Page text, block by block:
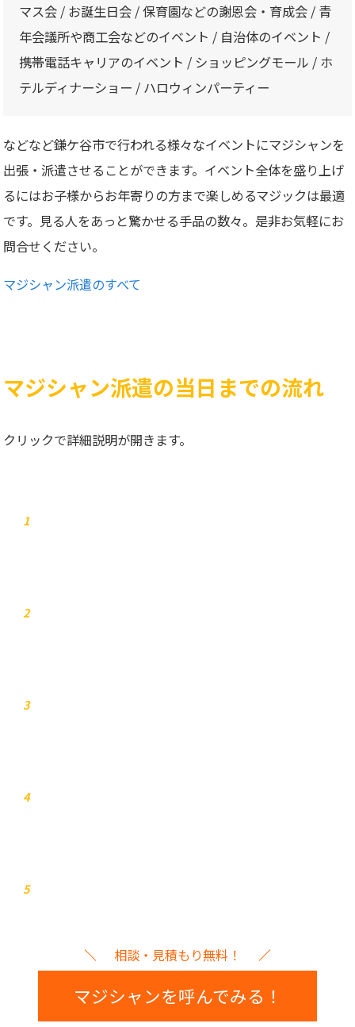
マス会 / お誕生日会 / 保育園などの謝恩会・育成会 / 青
年会議所や商工会などのイベント / 自治体のイベント /
携帯電話キャリアのイベント / ショッピングモール / ホ
テルディナーショー / ハロウィンパーティー
などなど鎌ケ谷市で行われる様々なイベントにマジシャンを
出張・派遣させることができます。イベント全体を盛り上げ
るにはお子様からお年寄りの方まで楽しめるマジックは最適
です。見る人をあっと驚かせる手品の数々。是非お気軽にお
問合せください。
マジシャン派遣のすべて
マジシャン派遣の当日までの流れ
クリックで詳細説明が開きます。
1
2
3
4
5
相談・見積もり無料！
マジシャンを呼んでみる！